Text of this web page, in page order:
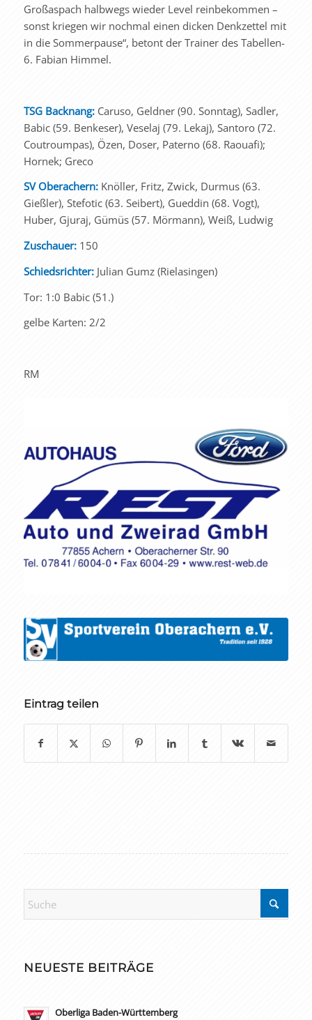
Großaspach halbwegs wieder Level reinbekommen –
sonst kriegen wir nochmal einen dicken Denkzettel mit
in die Sommerpause“, betont der Trainer des Tabellen-
6. Fabian Himmel.
TSG Backnang:Caruso, Geldner (90. Sonntag), Sadler,
Babic (59. Benkeser), Veselaj (79. Lekaj), Santoro (72.
Coutroumpas), Özen, Doser, Paterno (68. Raouafi);
Hornek; Greco
SV Oberachern:Knöller, Fritz, Zwick, Durmus (63.
Gießler), Stefotic (63. Seibert), Gueddin (68. Vogt),
Huber, Gjuraj, Gümüs (57. Mörmann), Weiß, Ludwig
Zuschauer:150
Schiedsrichter:Julian Gumz (Rielasingen)
Tor: 1:0 Babic (51.)
gelbe Karten: 2/2
RM
Eintrag teilen
NEUESTE BEITRÄGE
Oberliga Baden-Württemberg